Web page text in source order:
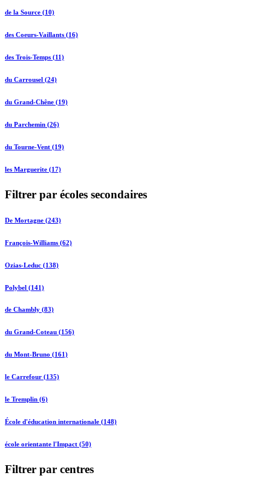
de la Source (10)
des Coeurs-Vaillants (16)
des Trois-Temps (11)
du Carrousel (24)
du Grand-Chêne (19)
du Parchemin (26)
du Tourne-Vent (19)
les Marguerite (17)
Filtrer par écoles secondaires
De Mortagne (243)
François-Williams (62)
Ozias-Leduc (138)
Polybel (141)
de Chambly (83)
du Grand-Coteau (156)
du Mont-Bruno (161)
le Carrefour (135)
le Tremplin (6)
École d'éducation internationale (148)
école orientante l'Impact (50)
Filtrer par centres